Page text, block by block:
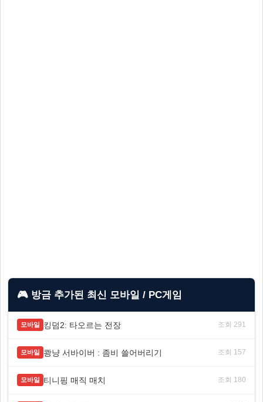
🎮 방금 추가된 최신 모바일 / PC게임
모바일 킹덤2: 타오르는 전장 조회 291
모바일 쾅냥 서바이버 : 좀비 쓸어버리기 조회 157
모바일 티니핑 매직 매치 조회 180